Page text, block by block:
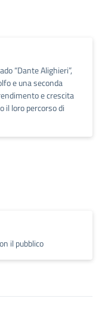
“Dante Alighieri”,
e una seconda
e crescita
il loro percorso di
il pubblico